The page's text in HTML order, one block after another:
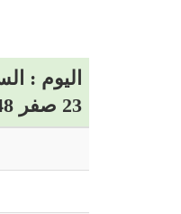
اليوم : السبت 8
23 صفر 1448 هـ